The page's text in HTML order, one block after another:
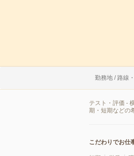
勤務地 / 路線
テスト・評価 -
期・短期などの
こだわりでお仕